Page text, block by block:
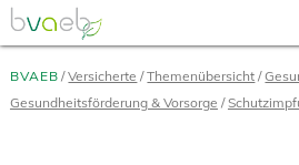
Zum
Seiteninhalt
springen
Zur
Navigation
springen
Zur
Mobilen
Navigation
BVAEB Versicherte Themenübersicht
Gesundheitsförderung & Vorsorge